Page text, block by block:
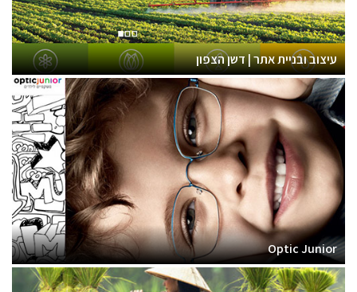
עיצוב ובניית אתר | דשן הצפון
Optic Junior